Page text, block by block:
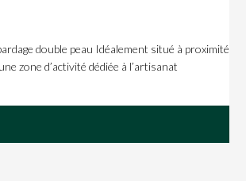
double peau Idéalement situé à proximité
zone d’activité dédiée à l’artisanat